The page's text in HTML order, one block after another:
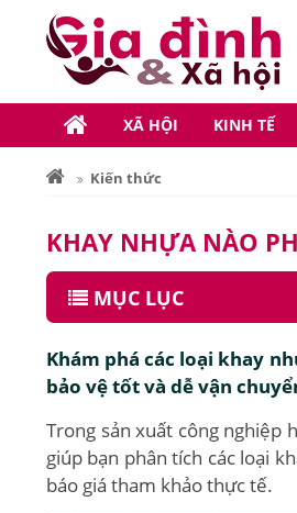
XÃ HỘI KINH TẾ
Kiến thức
KHAY NHỰA NÀO
MỤC LỤC
Khám phá các loại khay
bảo vệ tốt và dễ vận
Trong sản xuất công nghiệp
giúp bạn phân tích các loại
báo giá tham khảo thực tế.